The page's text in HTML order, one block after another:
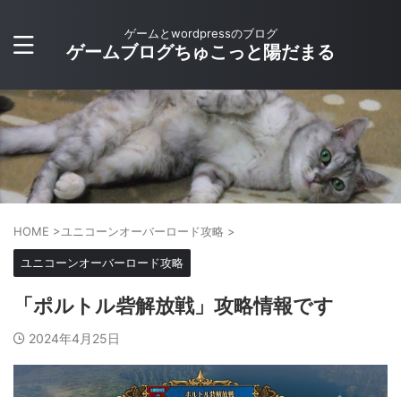
ゲームとwordpressのブログ
ゲームブログちゅこっと陽だまる
HOME >ユニコーンオーバーロード攻略 >
ユニコーンオーバーロード攻略
「ポルトル砦解放戦」攻略情報です
2024年4月25日